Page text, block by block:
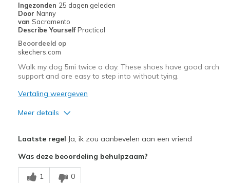
Width
Sizing
Feels true to size
View On Shoes
Ingezonden 25 dagen geleden
Door Nanny
van Sacramento
Describe Yourself Practical
Beoordeeld op
skechers.com
Walk my dog 5mi twice a day. These shoes have good arch
support and are easy to step into without tying.
Vertaling weergeven
Meer details
Durable
Laatste regel Ja, ik zou aanbevelen aan een vriend
Was deze beoordeling behulpzaam?
1 0